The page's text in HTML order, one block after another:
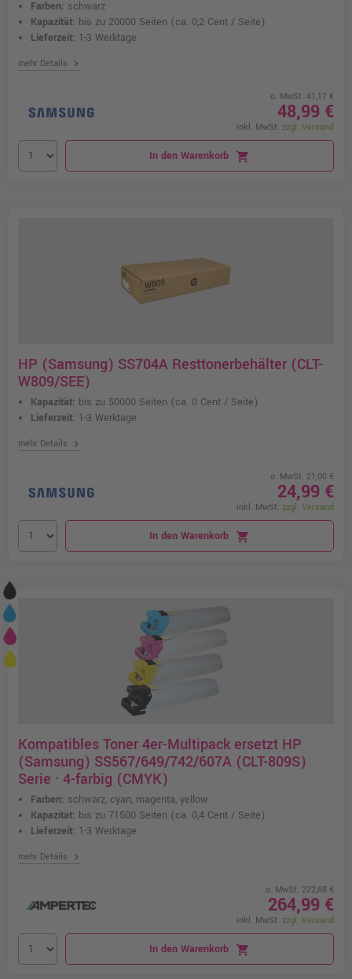
Farben: schwarz
Kapazität: bis zu 20000 Seiten (ca. 0,2 Cent / Seite)
Lieferzeit: 1-3 Werktage
mehr Details chevron_right
o. MwSt. 41,17 €
48,99 €
inkl. MwSt. zzgl. Versand
In den Warenkorb shopping_cart
HP (Samsung) SS704A Resttonerbehälter (CLT-
W809/SEE)
Kapazität: bis zu 50000 Seiten (ca. 0 Cent / Seite)
Lieferzeit: 1-3 Werktage
mehr Details chevron_right
o. MwSt. 21,00 €
24,99 €
inkl. MwSt. zzgl. Versand
In den Warenkorb shopping_cart
Kompatibles Toner 4er-Multipack ersetzt HP
(Samsung) SS567/649/742/607A (CLT-809S)
Serie · 4-farbig (CMYK)
Farben: schwarz, cyan, magenta, yellow
Kapazität: bis zu 71500 Seiten (ca. 0,4 Cent / Seite)
Lieferzeit: 1-3 Werktage
mehr Details chevron_right
o. MwSt. 222,68 €
264,99 €
inkl. MwSt. zzgl. Versand
In den Warenkorb shopping_cart